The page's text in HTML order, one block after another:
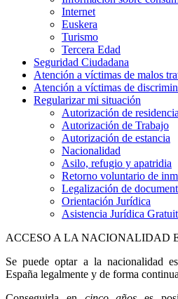
Internet
Euskera
Turismo
Tercera Edad
Seguridad Ciudadana
Atención a víctimas de malos
Atención a víctimas de
Regularizar mi situación
Autorización de residencia
Autorización de Trabajo
Autorización de estancia
Nacionalidad
Asilo, refugio y apatridia
Retorno voluntario de
Legalización de
Orientación Jurídica
Asistencia Jurídica
ACCESO A LA NACIONALIDAD
Se puede optar a la nacionalidad
España legalmente y de forma